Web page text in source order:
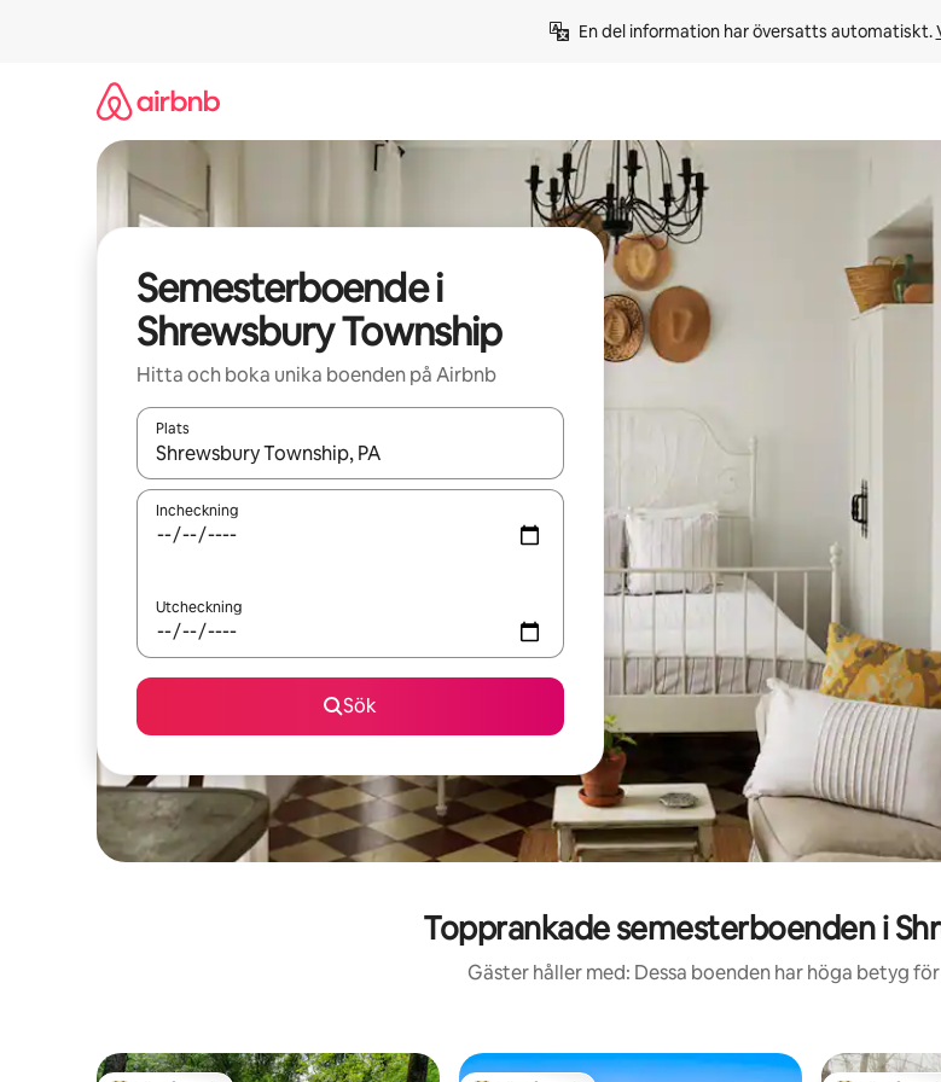
En del information har översatts automatiskt.
Semesterboende i
Shrewsbury Township
Hitta och boka unika boenden på Airbnb
Plats
När resultaten är tillgängliga kan du navigera med upp- och nedåtpilarna eller utforska genom att
Incheckning
Utcheckning
Sök
Topprankade semesterboenden i
Gäster håller med: Dessa boenden har höga betyg